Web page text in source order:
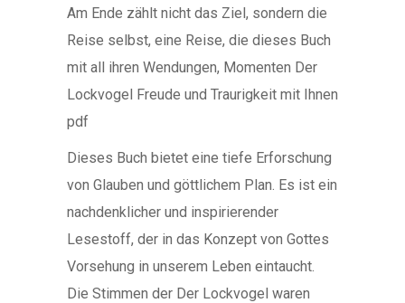
Am Ende zählt nicht das Ziel, sondern die
Reise selbst, eine Reise, die dieses Buch
mit all ihren Wendungen, Momenten Der
Lockvogel Freude und Traurigkeit mit Ihnen
pdf
Dieses Buch bietet eine tiefe Erforschung
von Glauben und göttlichem Plan. Es ist ein
nachdenklicher und inspirierender
Lesestoff, der in das Konzept von Gottes
Vorsehung in unserem Leben eintaucht.
Die Stimmen der Der Lockvogel waren